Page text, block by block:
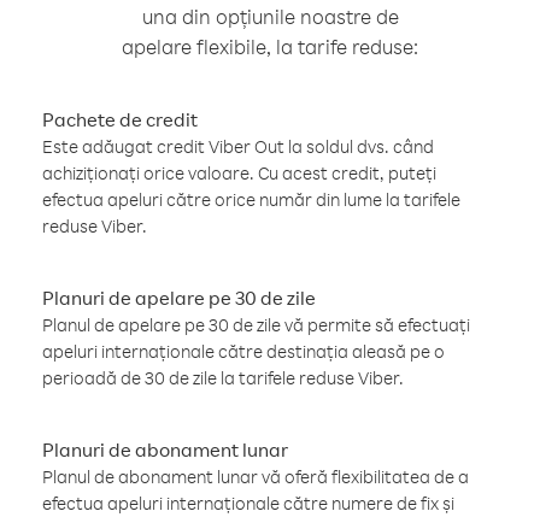
una din opțiunile noastre de
apelare flexibile, la tarife reduse:
Pachete de credit
Este adăugat credit Viber Out la soldul dvs. când
achiziționați orice valoare. Cu acest credit, puteți
efectua apeluri către orice număr din lume la tarifele
reduse Viber.
Planuri de apelare pe 30 de zile
Planul de apelare pe 30 de zile vă permite să efectuați
apeluri internaționale către destinația aleasă pe o
perioadă de 30 de zile la tarifele reduse Viber.
Planuri de abonament lunar
Planul de abonament lunar vă oferă flexibilitatea de a
efectua apeluri internaționale către numere de fix și